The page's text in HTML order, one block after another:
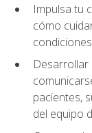
Impulsa tu
cómo
Desarrollar
pacientes,
del equipo